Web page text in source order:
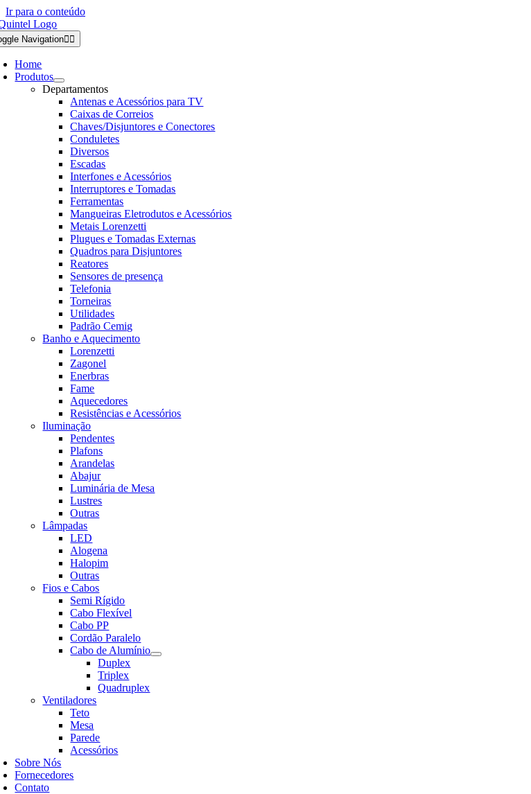
Ir para o conteúdo
Navigation
Home
Produtos
Departamentos
Antenas e Acessórios para TV
Caixas de Correios
Chaves/Disjuntores e Conectores
Conduletes
Diversos
Escadas
Interfones e Acessórios
Interruptores e Tomadas
Ferramentas
Mangueiras Eletrodutos e Acessórios
Metais Lorenzetti
Plugues e Tomadas Externas
Quadros para Disjuntores
Reatores
Sensores de presença
Telefonia
Torneiras
Utilidades
Padrão Cemig
Banho e Aquecimento
Lorenzetti
Zagonel
Enerbras
Fame
Aquecedores
Resistências e Acessórios
Iluminação
Pendentes
Plafons
Arandelas
Abajur
Luminária de Mesa
Lustres
Outras
Lâmpadas
LED
Alogena
Halopim
Outras
Fios e Cabos
Semi Rígido
Cabo Flexível
Cabo PP
Cordão Paralelo
Cabo de Alumínio
Duplex
Triplex
Quadruplex
Ventiladores
Teto
Mesa
Parede
Acessórios
Sobre Nós
Fornecedores
Contato